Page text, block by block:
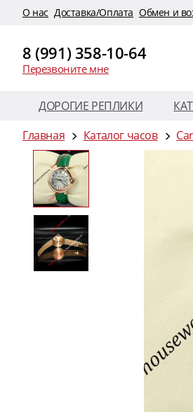
O нас Доставка/Оплата Обмен и
8 (991) 358-10-64
Перезвоните мне
ДОРОГИЕ РЕПЛИКИ
Главная
Каталог часов